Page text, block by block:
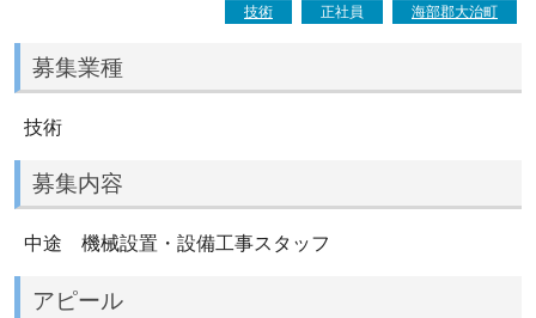
技術 正社員 海部郡大治町
募集業種
技術
募集内容
中途 機械設置・設備工事スタッフ
アピール